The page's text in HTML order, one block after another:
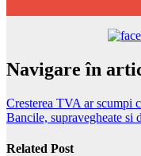
Navigare în
Cresterea TVA ar scumpi
Bancile, supravegheate si
Related Post